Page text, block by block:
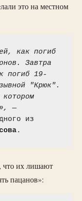
это на местном
как погиб
Завтра
погиб 19-
"Крюк".
—
из
.
что их лишают
пацанов»: